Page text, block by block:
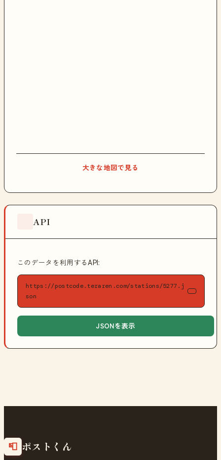
大きな地図で見る
API
このデータを利用するAPI:
https://postcode.teraren.com/stations/5277.j
son
JSONを表示
📮 ポストくん